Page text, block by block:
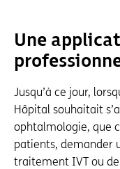
Une
Jusqu’à ce jour,
Hôpital souhaitait
ophtalmologie, que
patients, demander
traitement IVT ou